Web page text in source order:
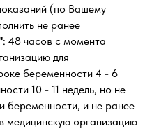
(по Вашему
не ранее
: 48 часов с момента
для
беременности 4 - 6
10 - 11 недель, но не
беременности, и не ранее
медицинскую организацию